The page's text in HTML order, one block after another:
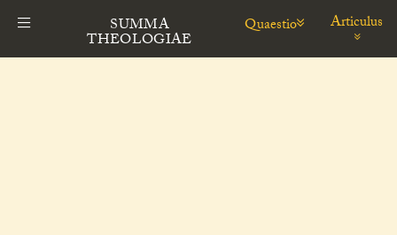
SUMMA
THEOLOGIAE
Quaestio Articulus